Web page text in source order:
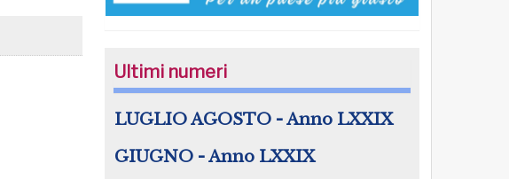
Ultimi numeri
LUGLIO AGOSTO - Anno LXXIX
GIUGNO - Anno LXXIX